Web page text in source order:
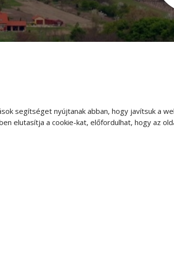
segítséget nyújtanak abban, hogy javítsuk a
elutasítja a cookie-kat, előfordulhat, hogy az